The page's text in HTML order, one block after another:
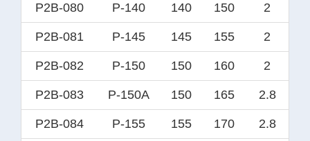
P2B-080 P-140 140 150 2
P2B-081 P-145 145 155 2
P2B-082 P-150 150 160 2
P2B-083 P-150A 150 165 2.8
P2B-084 P-155 155 170 2.8